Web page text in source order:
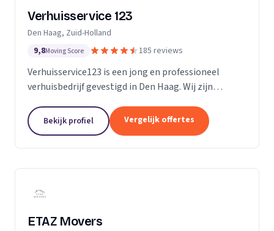
Verhuisservice 123
Den Haag, Zuid-Holland
9,8Moving Score 185 reviews
Verhuisservice123 is een jong en professioneel
verhuisbedrijf gevestigd in Den Haag. Wij zijn
bieden een complete en zorgeloze verhuisservice.
Met een ervaren team werken wij efficiënt,
zorgvuldig en tegen transparante uurtarieven.
Bekijk profiel Vergelijk offertes
ETAZ Movers